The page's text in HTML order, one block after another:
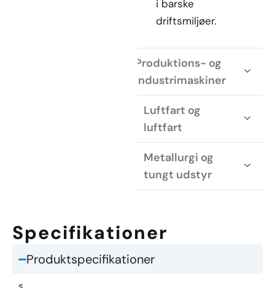
i barske
driftsmiljøer.
Produktions- og
industrimaskiner
Luftfart og
luftfart
Metallurgi og
tungt udstyr
Specifikationer
Produktspecifikationer